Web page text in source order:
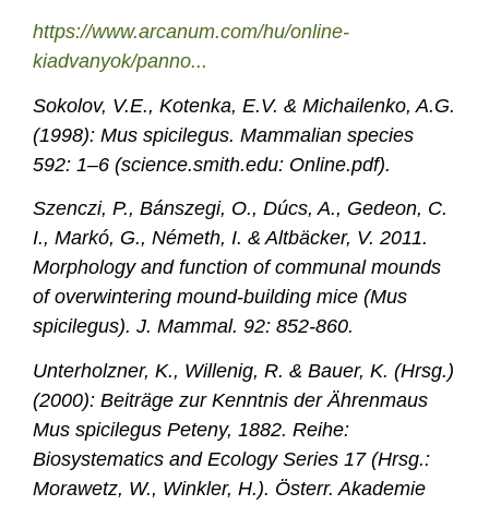
https://www.arcanum.com/hu/online-
kiadvanyok/panno...
Sokolov, V.E., Kotenka, E.V. & Michailenko, A.G.
(1998): Mus spicilegus. Mammalian species
592: 1–6 (science.smith.edu: Online.pdf).
Szenczi, P., Bánszegi, O., Dúcs, A., Gedeon, C.
I., Markó, G., Németh, I. & Altbäcker, V. 2011.
Morphology and function of communal mounds
of overwintering mound-building mice (Mus
spicilegus). J. Mammal. 92: 852-860.
Unterholzner, K., Willenig, R. & Bauer, K. (Hrsg.)
(2000): Beiträge zur Kenntnis der Ährenmaus
Mus spicilegus Peteny, 1882. Reihe:
Biosystematics and Ecology Series 17 (Hrsg.:
Morawetz, W., Winkler, H.). Österr. Akademie